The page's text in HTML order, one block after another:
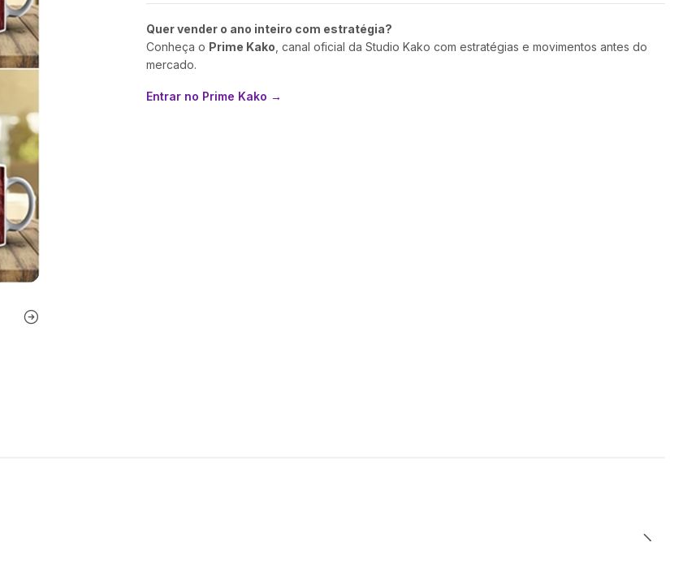
Quer vender o ano inteiro com estratégia?
Conheça o Prime Kako , canal oficial da Studio Kako com estratégias e movimentos antes do
mercado.
Entrar no Prime Kako →